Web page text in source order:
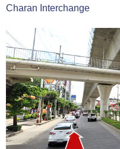
Charan Interchange